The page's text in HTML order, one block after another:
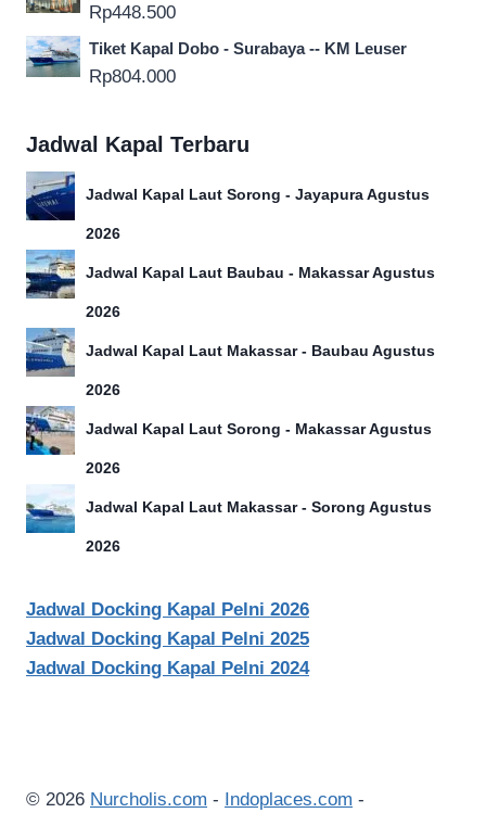
Rp448.500
Tiket Kapal Dobo - Surabaya -- KM Leuser
Rp804.000
Jadwal Kapal Terbaru
Jadwal Kapal Laut Sorong - Jayapura Agustus
2026
Jadwal Kapal Laut Baubau - Makassar Agustus
2026
Jadwal Kapal Laut Makassar - Baubau Agustus
2026
Jadwal Kapal Laut Sorong - Makassar Agustus
2026
Jadwal Kapal Laut Makassar - Sorong Agustus
2026
Jadwal Docking Kapal Pelni 2026
Jadwal Docking Kapal Pelni 2025
Jadwal Docking Kapal Pelni 2024
© 2026 Nurcholis.com - Indoplaces.com -